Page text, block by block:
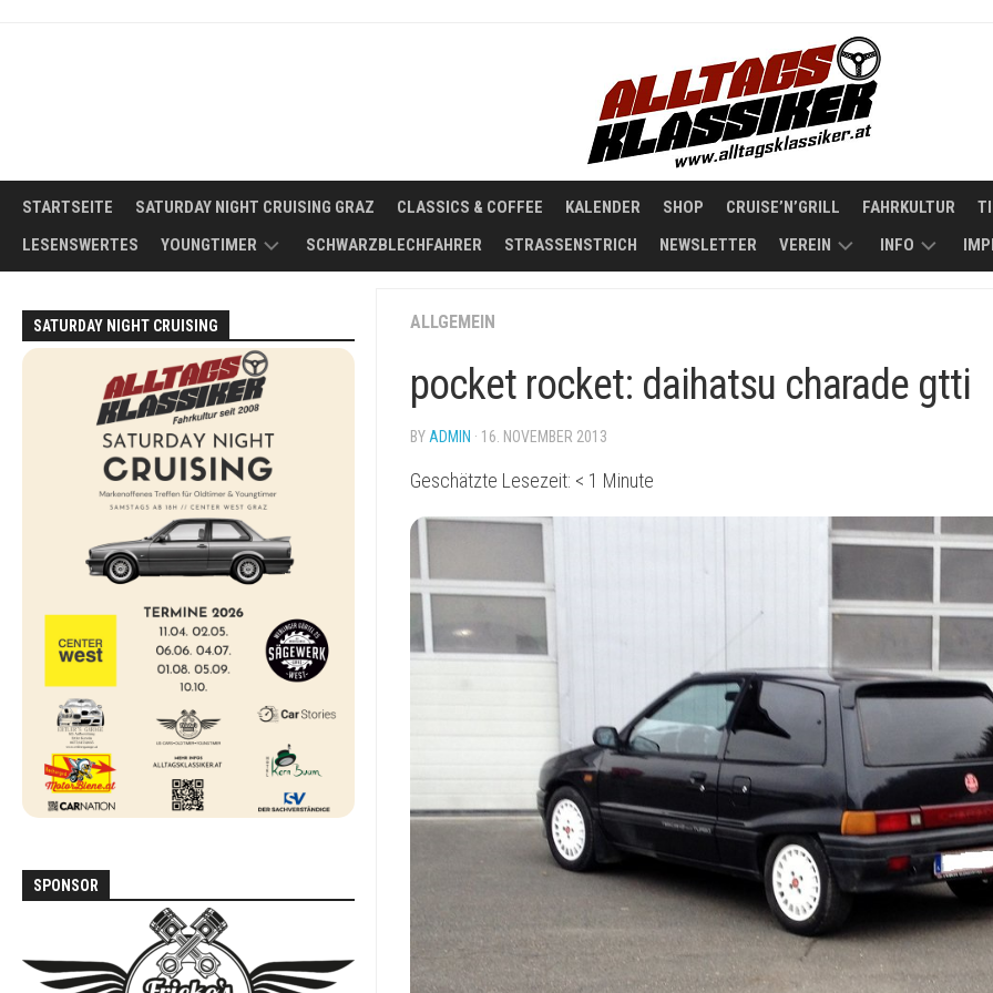
STARTSEITE SATURDAY NIGHT CRUISING GRAZ CLASSICS & COFFEE KALENDER SHOP CRUISE’N’GRILL FAHRKULTUR
LESENSWERTES
YOUNGTIMER
WAS
IST
EIN
YOUNGTIMER?
DER
IDEALE
YOUNGTIMER
FÜR
DEN
ALLTAG
FORD
MAZDA
MX-
5
NA
MERCEDES
W123
MERCEDES
PAJERO
L040
VOLKSWAGEN
SCHWARZBLECHFAHRER STRASSENSTRICH NEWSLETTER VEREIN INFO
ALLGEMEIN
pocket rocket: daihatsu charade gtti
BY ADMIN · 16. NOVEMBER 2013
Geschätzte Lesezeit: < 1 Minute
SATURDAY NIGHT CRUISING
SPONSOR